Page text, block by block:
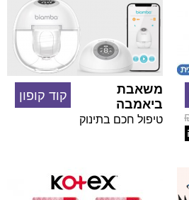
משאבת
ביאמבה
טיפול חכם בתינוק
קוד קופון